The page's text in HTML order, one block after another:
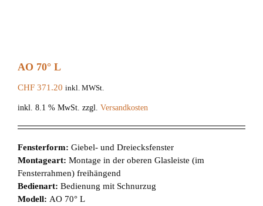
AO 70° L
CHF 371.20 inkl. MWSt.
inkl. 8.1 % MwSt. zzgl. Versandkosten
Fensterform: Giebel- und Dreiecksfenster
Montageart: Montage in der oberen Glasleiste (im
Fensterrahmen) freihängend
Bedienart: Bedienung mit Schnurzug
Modell: AO 70° L